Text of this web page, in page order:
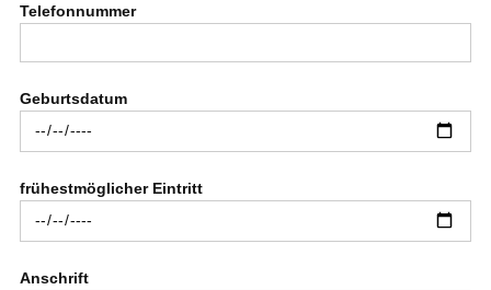
Telefonnummer
Geburtsdatum
frühestmöglicher Eintritt
Anschrift